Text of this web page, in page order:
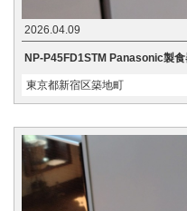
2026.04.09
NP-P45FD1STM Panasonic製
東京都新宿区築地町